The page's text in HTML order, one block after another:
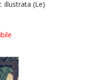
illustrata (Le)